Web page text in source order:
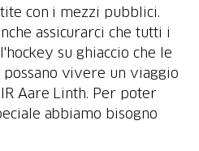
con i mezzi pubblici.
assicurarci che tutti i
su ghiaccio che le
vivere un viaggio
Aare Linth. Per poter
abbiamo bisogno